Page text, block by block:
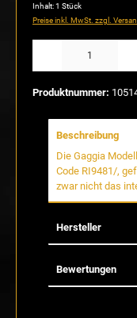
Inhalt:1 Stück
Preise inkl. MwSt. zzgl.
Produktnummer:
Beschreibung
Die Gaggia
Code RI9481/,
zwar nicht das
Hersteller
Bewertungen